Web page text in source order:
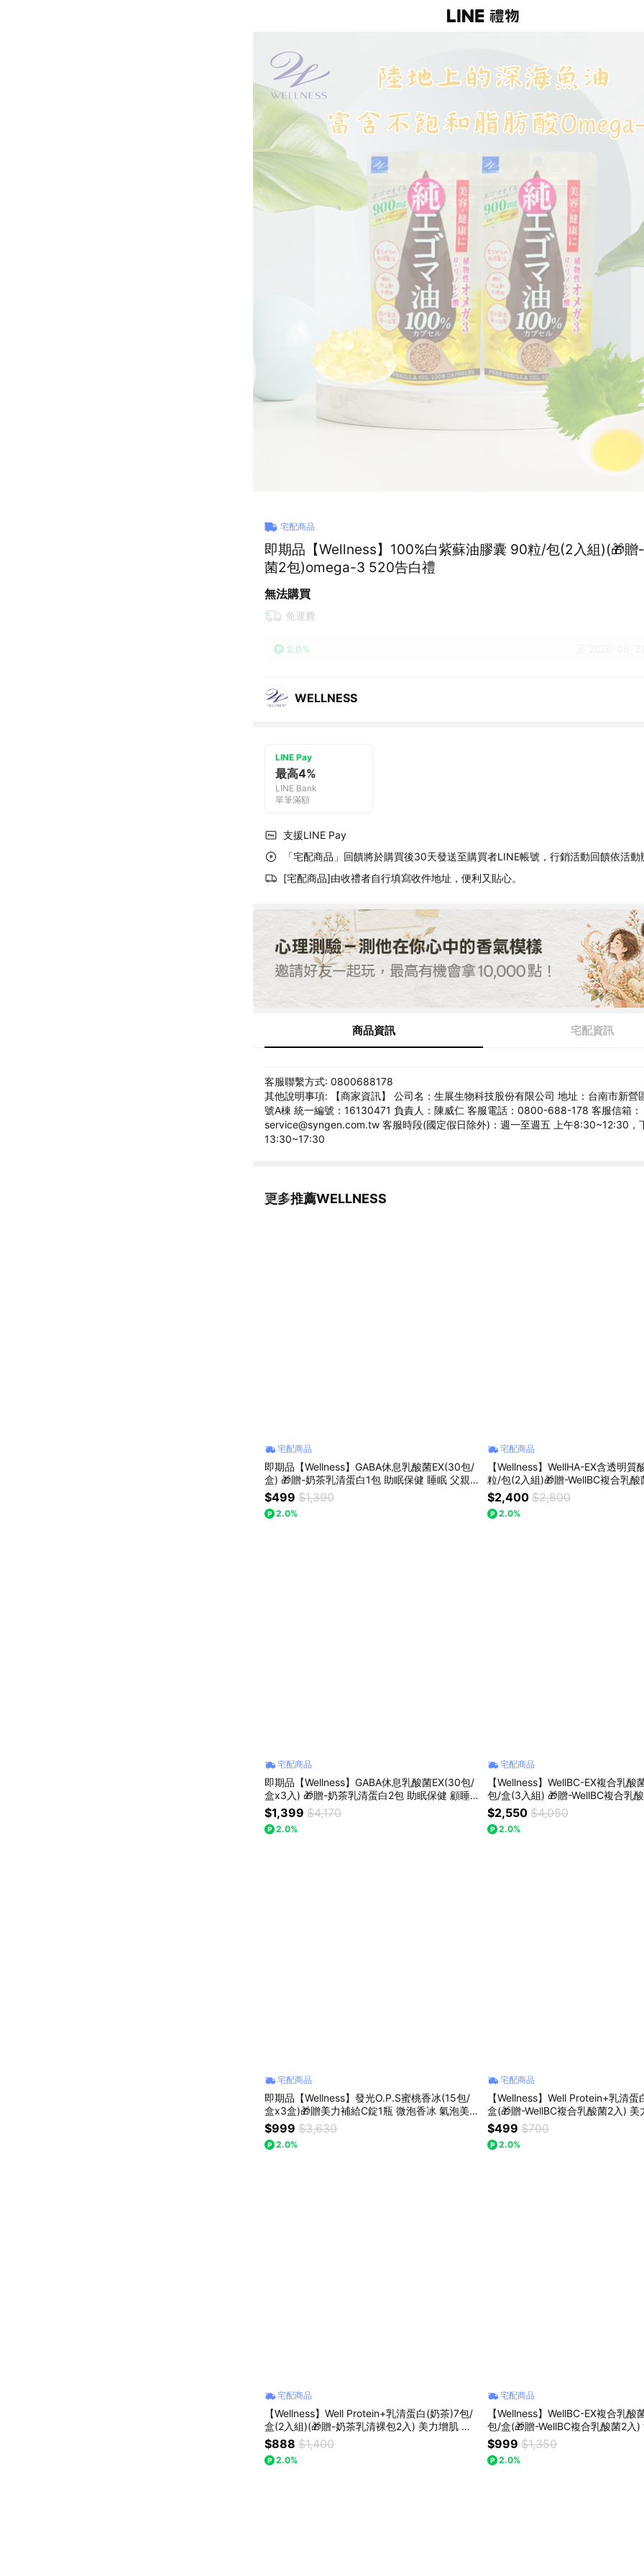
宅配商品
即期品【Wellness】100%白紫蘇油膠囊 90粒/包(2入組)(🎁贈
菌2包)omega-3 520告白禮
無法購買
免運費
2.0%
WELLNESS
LINE Pay
最高4%
LINE Bank
單筆滿額
支援LINE Pay
「宅配商品」回饋將於購買後30天發送至購買者LINE帳號，行銷活動回饋依活動
[宅配商品]由收禮者自行填寫收件地址，便利又貼心。
商品資訊 宅配資訊
客服聯繫方式: 0800688178
其他說明事項: 【商家資訊】 公司名：生展生物科技股份有限公司 地址：台南市新營
號A棟 統一編號：16130471 負責人：陳威仁 客服電話：0800-688-178 客服信箱：
service@syngen.com.tw 客服時段(國定假日除外)：週一至週五 上午8:30~12:30，
13:30~17:30
更多推薦WELLNESS
看更多
宅配商品
即期品【Wellness】GABA休息乳酸菌EX(30包/
盒) 🎁贈-奶茶乳清蛋白1包 助眠保健 睡眠 父親
節
$499 $1,390
2.0%
宅配商品
【Wellness】WellHA-EX含透明質
粒/包(2入組)🎁贈-WellBC複合乳酸
尿酸 水潤 618購物節
$2,400 $2,800
2.0%
宅配商品
即期品【Wellness】GABA休息乳酸菌EX(30包/
盒x3入) 🎁贈-奶茶乳清蛋白2包 助眠保健 顧睡
眠 父親節
$1,399 $4,170
2.0%
宅配商品
【Wellness】WellBC-EX複合乳酸
包/盒(3入組) 🎁贈-WellBC複合乳
順暢 父親節
$2,550 $4,050
2.0%
宅配商品
即期品【Wellness】發光O.P.S蜜桃香冰(15包/
盒x3盒)🎁贈美力補給C錠1瓶 微泡香冰 氣泡美
妍飲 父親節
$999 $3,630
2.0%
宅配商品
【Wellness】Well Protein+乳清
盒(🎁贈-WellBC複合乳酸菌2入) 美
運動 高蛋白 父親節
$499 $700
2.0%
宅配商品
【Wellness】Well Protein+乳清蛋白(奶茶)7包/
盒(2入組)(🎁贈-奶茶乳清裸包2入) 美力增肌 健
身運動 高蛋白 父親節
$888 $1,400
2.0%
宅配商品
【Wellness】WellBC-EX複合乳酸
包/盒(🎁贈-WellBC複合乳酸菌2入)
親節
$999 $1,350
2.0%